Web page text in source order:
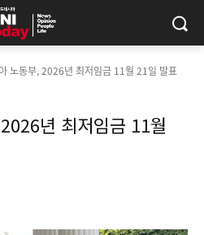
노동부, 2026년 최저임금 11월 21일 발표
년 최저임금 11월